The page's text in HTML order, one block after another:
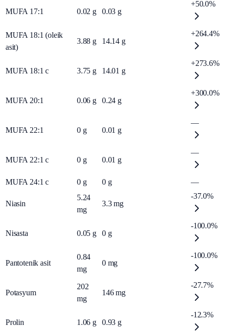
MUFA 17:1 0.02 g 0.03 g
+50.0%
MUFA 18:1 (oleik
asit)
3.88 g 14.14 g
+264.4%
MUFA 18:1 c 3.75 g 14.01 g
+273.6%
MUFA 20:1 0.06 g 0.24 g
+300.0%
MUFA 22:1 0 g 0.01 g
—
MUFA 22:1 c 0 g 0.01 g
—
MUFA 24:1 c 0 g 0 g —
Niasin
5.24
mg
3.3 mg
-37.0%
Nisasta 0.05 g 0 g
-100.0%
Pantotenik asit
0.84
mg
0 mg
-100.0%
Potasyum
202
mg
146 mg
-27.7%
Prolin 1.06 g 0.93 g
-12.3%